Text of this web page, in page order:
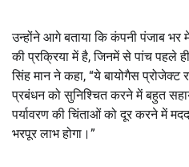
उन्होंने आगे बताया कि कंपनी पंजाब भर
की प्रक्रिया में है, जिनमें से पांच पहले
सिंह मान ने कहा, “ये बायोगैस प्रोजेक्ट
प्रबंधन को सुनिश्चित करने में बहुत
पर्यावरण की चिंताओं को दूर करने में
भरपूर लाभ होगा।”